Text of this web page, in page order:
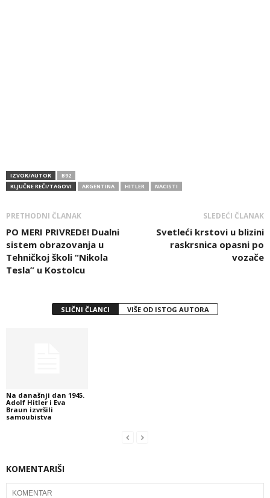
IZVOR/AUTOR
B92
KLJUČNE REČI/TAGOVI
ARGENTINA HITLER NACISTI
PRETHODNI ČLANAK
PO MERI PRIVREDE! Dualni
sistem obrazovanja u
Tehničkoj školi “Nikola
Tesla” u Kostolcu
SLEDEĆI ČLANAK
Svetleći krstovi u blizini
raskrsnica opasni po
vozače
SLIČNI ČLANCI VIŠE OD ISTOG AUTORA
Na današnji dan 1945.
Adolf Hitler i Eva
Braun izvršili
samoubistva
KOMENTARIŠI